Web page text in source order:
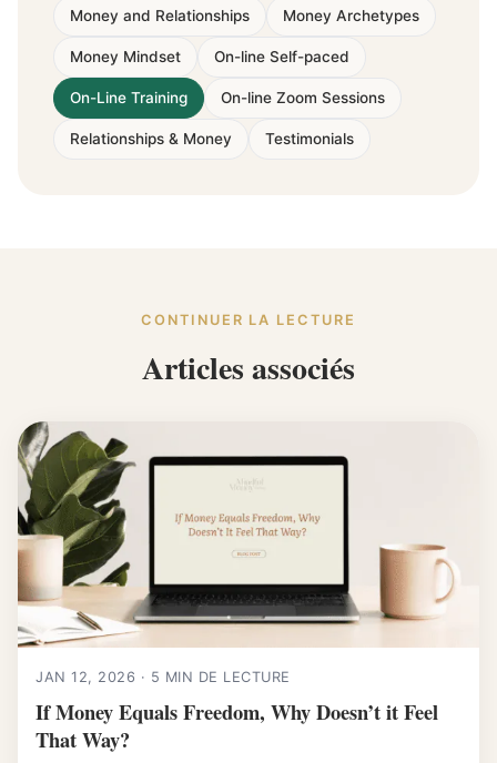
Money and Relationships Money Archetypes
Money Mindset On-line Self-paced
On-Line Training On-line Zoom Sessions
Relationships & Money Testimonials
CONTINUER LA LECTURE
Articles associés
JAN 12, 2026 · 5 MIN DE LECTURE
If Money Equals Freedom, Why Doesn’t it Feel
That Way?